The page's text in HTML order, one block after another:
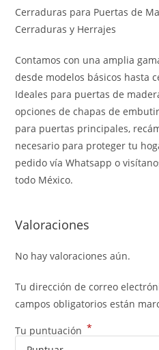
Cerraduras para Puertas de
Cerraduras y Herrajes
Contamos con una amplia
desde modelos básicos hasta
Ideales para puertas de
opciones de chapas de
para puertas principales,
necesario para proteger tu
pedido vía Whatsapp o
todo México.
Valoraciones
No hay valoraciones aún.
Tu dirección de correo
campos obligatorios están
Tu puntuación *